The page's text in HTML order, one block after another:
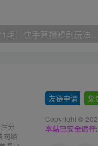
（9571期）快手直播短剧玩法，强开磁力聚星，结合多种变现方式日入600+
分
网络
友链申请 免
Copyright ©
本站已安全运行: